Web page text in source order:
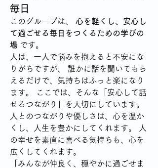
毎日
このグループは、 心を軽くし、安心し
て過ごせる毎日をつくるための学びの
場 です。
人は、一人で悩みを抱えると不安にな
りがちですが、 誰かに話を聞いてもら
えるだけで、気持ちはふっと楽になり
ます。 ここでは、そんな「安心して話
せるつながり」を大切にしています。
人とのつながりや優しさは、心を温か
くし、人生を豊かにしてくれます。 人
の幸せを素直に喜べる気持ちも、心を
広くしてくれます。
「みんなが仲良く、穏やかに過ごせま